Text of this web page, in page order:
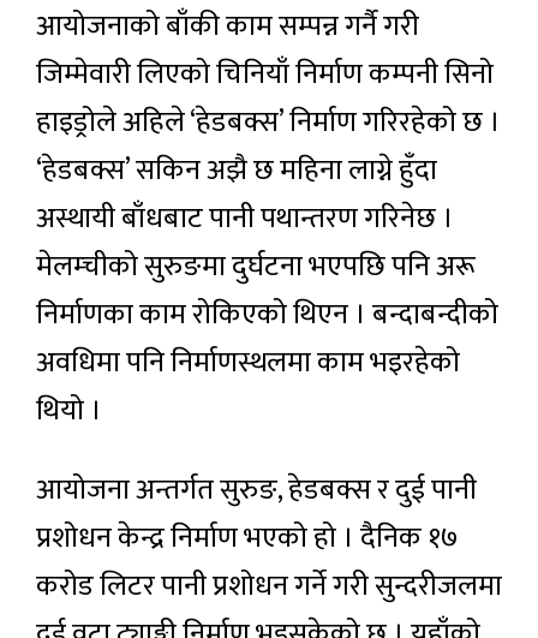
आयोजनाको बाँकी काम सम्पन्न गर्नै गरी
जिम्मेवारी लिएको चिनियाँ निर्माण कम्पनी सिनो
हाइड्रोले अहिले ‘हेडबक्स’ निर्माण गरिरहेको छ ।
‘हेडबक्स’ सकिन अझै छ महिना लाग्ने हुँदा
अस्थायी बाँधबाट पानी पथान्तरण गरिनेछ ।
मेलम्चीको सुरुङमा दुर्घटना भएपछि पनि अरू
निर्माणका काम रोकिएको थिएन । बन्दाबन्दीको
अवधिमा पनि निर्माणस्थलमा काम भइरहेको
थियो ।
आयोजना अन्तर्गत सुरुङ, हेडबक्स र दुई पानी
प्रशोधन केन्द्र निर्माण भएको हो । दैनिक १७
करोड लिटर पानी प्रशोधन गर्ने गरी सुन्दरीजलमा